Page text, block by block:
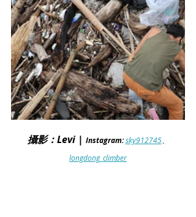
攝影：Levi | Instagram: sky912745、
longdong_climber